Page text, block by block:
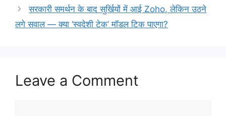
सरकारी समर्थन के बाद सुर्खियों में आई Zoho, लेकिन उठने
लगे सवाल — क्या ‘स्वदेशी टेक’ मॉडल टिक पाएगा?
Leave a Comment